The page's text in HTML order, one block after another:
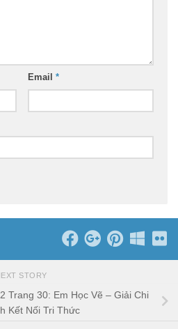
Email *
STORY
Trang 30: Em Học Vẽ – Giải Chi
Kết Nối Tri Thức